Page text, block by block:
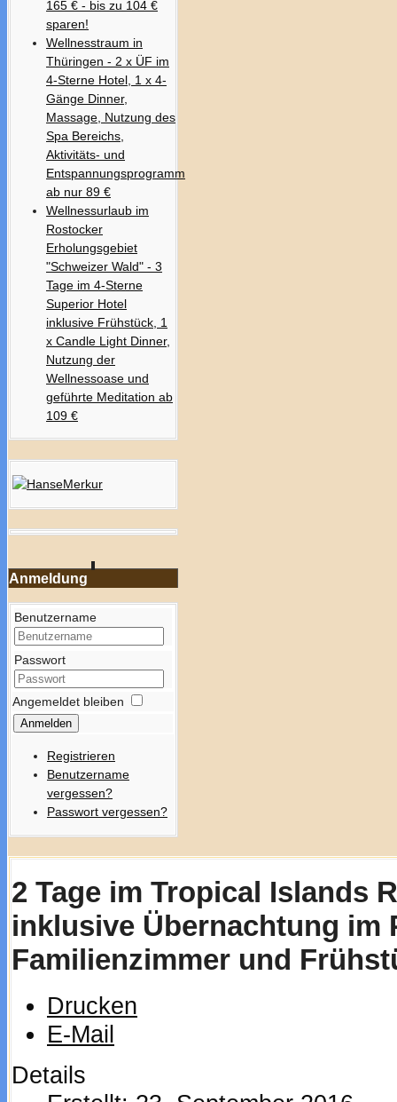
165 € - bis zu 104 €
sparen!
Wellnesstraum in
Thüringen - 2 x ÜF im
4-Sterne Hotel, 1 x 4-
Gänge Dinner,
Massage, Nutzung des
Spa Bereichs,
Aktivitäts- und
Entspannungsprogramm
ab nur 89 €
Wellnessurlaub im
Rostocker
Erholungsgebiet
"Schweizer Wald" - 3
Tage im 4-Sterne
Superior Hotel
inklusive Frühstück, 1
x Candle Light Dinner,
Nutzung der
Wellnessoase und
geführte Meditation ab
109 €
Anmeldung
Benutzername
Passwort
Angemeldet bleiben
Anmelden
Registrieren
Benutzername
vergessen?
Passwort vergessen?
2 Tage im Tropical Islands
inklusive Übernachtung im
Familienzimmer und
Drucken
E-Mail
Details